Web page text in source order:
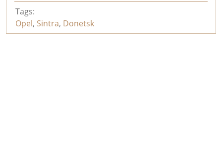
Tags:
Opel, Sintra, Donetsk